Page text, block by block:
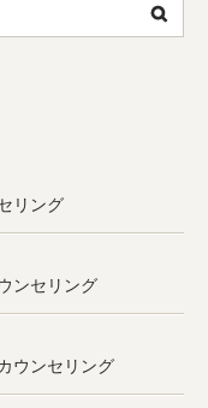
リング
ンセリング
ウンセリング